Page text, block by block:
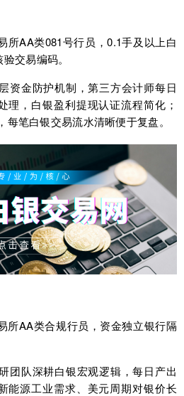
AA类081号行员，0.1手及以上白
交易编码。
资金防护机制，第三方会计师每日
理，白银盈利提现认证流程简化；
笔白银交易流水清晰便于复盘。
AA类合规行员，资金独立银行隔
团队深耕白银宏观逻辑，每日产出
能源工业需求、美元周期对银价长